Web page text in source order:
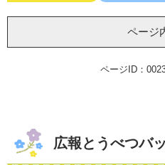
ページ
ページID：
広報とうべつバ